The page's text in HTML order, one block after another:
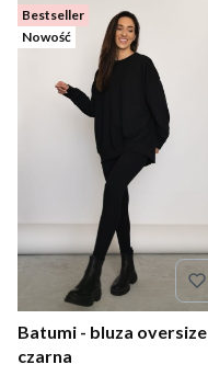
Bestseller
Nowość
Batumi - bluza oversize
czarna